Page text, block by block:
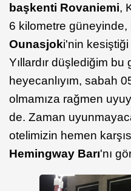
başkenti Rovaniemi,
6 kilometre güneyinde,
Ounasjoki'nin kesiştiği
Yıllardır düşlediğim
heyecanlıyım, sabah
olmamıza rağmen
de. Zaman
otelimizin hemen
Hemingway Barı'nı